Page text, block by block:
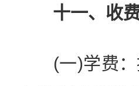
十一、收
(一)学费：